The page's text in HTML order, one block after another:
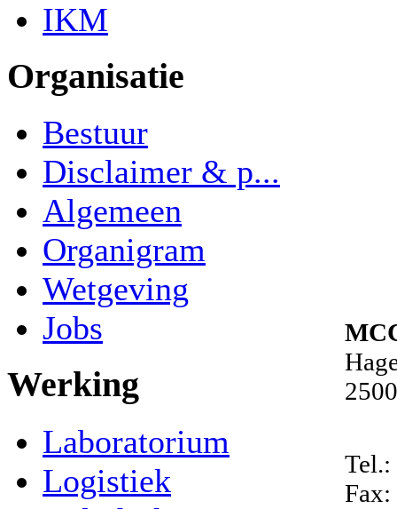
IKM
Organisatie
Bestuur
Disclaimer & p...
Algemeen
Organigram
Wetgeving
Jobs
Werking
Laboratorium
Logistiek
Tel.:
Fax: